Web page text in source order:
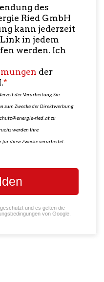
*
des
Ried GmbH
kann jederzeit
in jedem
werden. Ich
der
*
der Verarbeitung Sie
zum Zwecke der Direktwerbung
ried.atzu
werden Ihre
diese Zwecke verarbeitet.
und es gelten die
von Google.